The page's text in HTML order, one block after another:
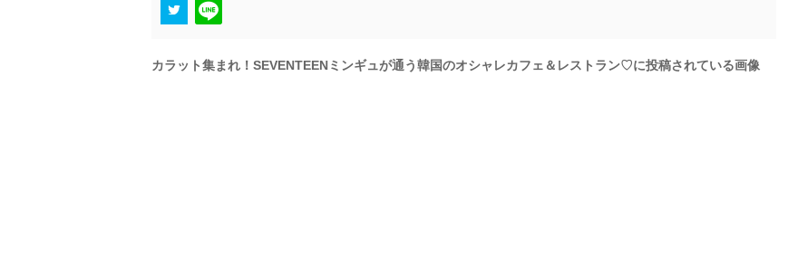
カラット集まれ！SEVENTEENミンギュが通う韓国のオシャレカフェ＆レストラン♡に投稿されている画像